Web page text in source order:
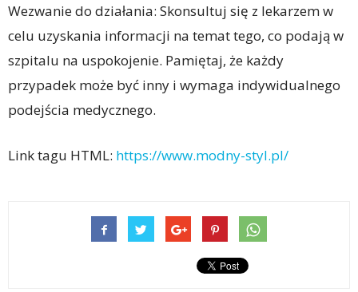
Wezwanie do działania: Skonsultuj się z lekarzem w
celu uzyskania informacji na temat tego, co podają w
szpitalu na uspokojenie. Pamiętaj, że każdy
przypadek może być inny i wymaga indywidualnego
podejścia medycznego.
Link tagu HTML: https://www.modny-styl.pl/